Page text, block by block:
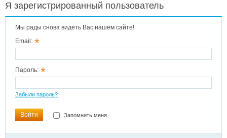
Я зарегистрированный пользователь
Мы рады снова видеть Вас нашем сайте!
Email: *
Пароль: *
Забыли пароль?
Войти Запомнить меня